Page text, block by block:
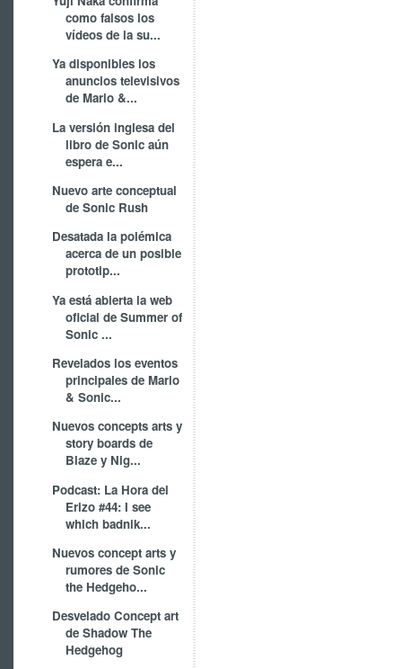
como falsos los
vídeos de la su...
Ya disponibles los
anuncios televisivos
de Mario &...
La versión inglesa del
libro de Sonic aún
espera e...
Nuevo arte conceptual
de Sonic Rush
Desatada la polémica
acerca de un posible
prototip...
Ya está abierta la web
oficial de Summer of
Sonic ...
Revelados los eventos
principales de Mario
& Sonic...
Nuevos concepts arts y
story boards de
Blaze y Nig...
Podcast: La Hora del
Erizo #44: I see
which badnik...
Nuevos concept arts y
rumores de Sonic
the Hedgeho...
Desvelado Concept art
de Shadow The
Hedgehog